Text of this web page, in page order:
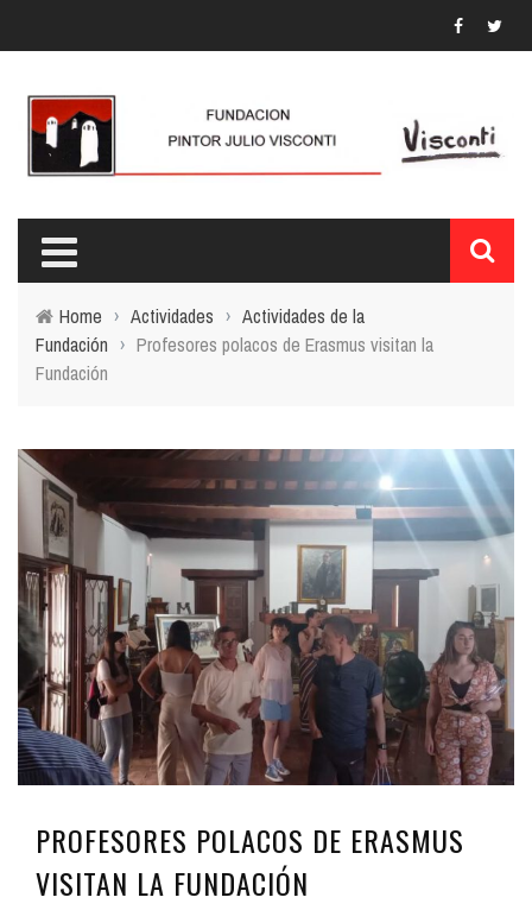
Home › Actividades › Actividades de la
Fundación › Profesores polacos de Erasmus visitan la
Fundación
PROFESORES POLACOS DE ERASMUS
VISITAN LA FUNDACIÓN